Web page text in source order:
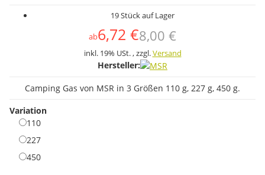
19 Stück auf Lager
ab6,72 €8,00 €
inkl. 19% USt. , zzgl.Versand
Hersteller:
Camping Gas von MSR in 3 Größen 110 g, 227 g, 450 g.
Variation
110110
227227
450450